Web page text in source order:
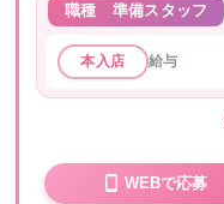
職種 準備スタッフ
本入店 給与
WEBで応募